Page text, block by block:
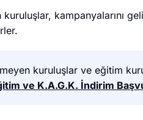
kampanyalarını
kuruluşlar ve eğitim
ve K.A.G.K. İndirim